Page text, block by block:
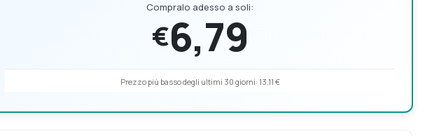
Compralo adesso a soli:
€6,79
Prezzo più basso degli ultimi 30 giorni: 13,11 €